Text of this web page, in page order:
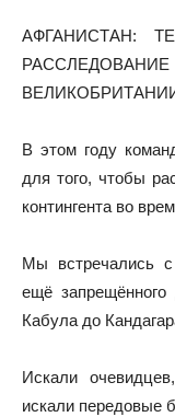
АФГАНИСТАН:
В этом году
для того, чтобы
контингента во
Мы встречались
ещё
Кабула до
Искали
искали передовые